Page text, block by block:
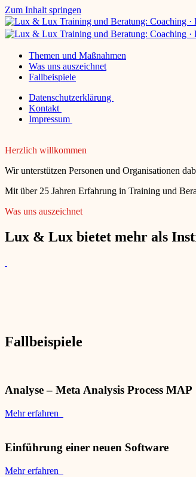
Zum Inhalt springen
Themen und Maßnahmen
Was uns auszeichnet
Fallbeispiele
Datenschutzerklärung
Kontakt
Impressum
Herzlich willkommen
Wir unterstützen Personen und Organisationen
Mit über 25 Jahren Erfahrung in Training und
Was uns auszeichnet
Lux & Lux bietet mehr als
Fallbeispiele
Analyse – Meta Analysis Process MAP
Mehr erfahren
Einführung einer neuen Software
Mehr erfahren